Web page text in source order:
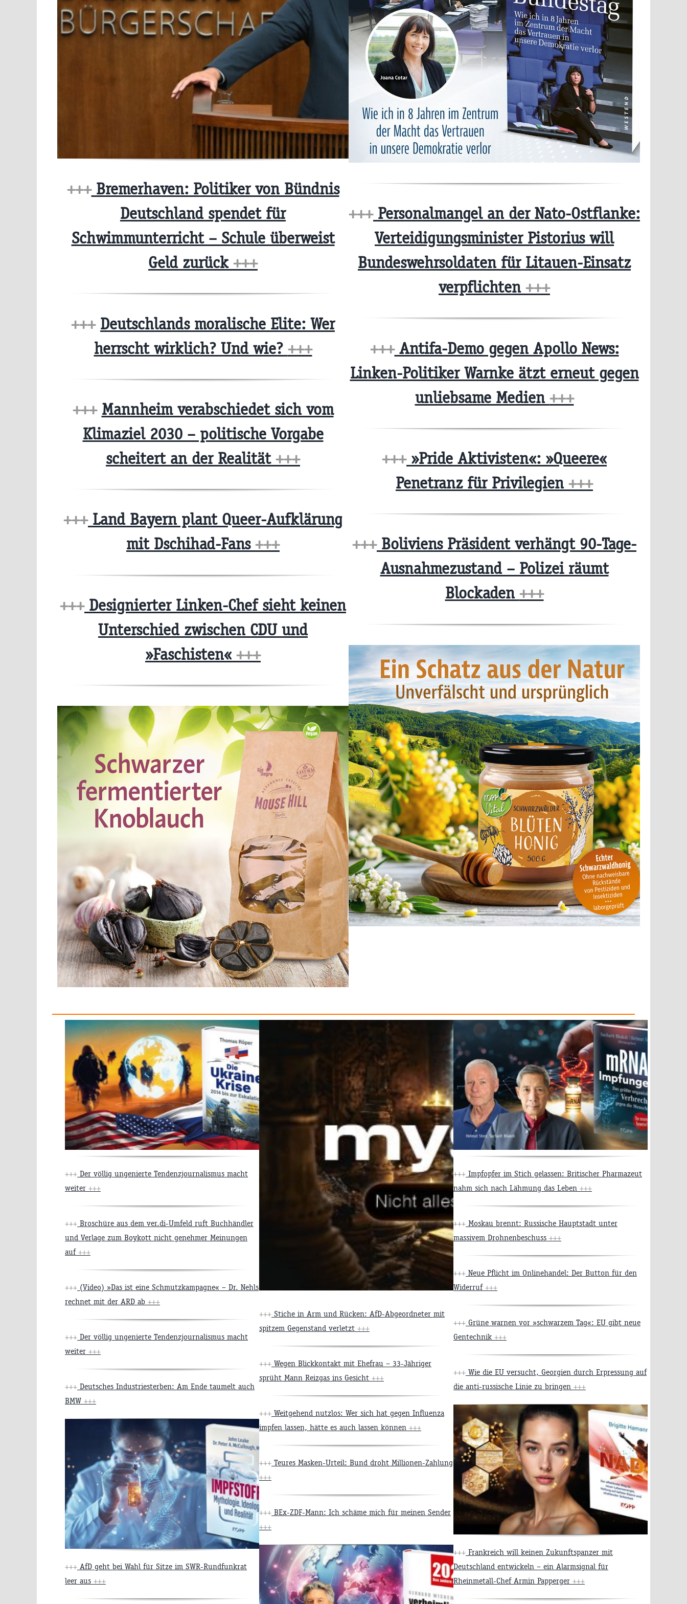
+++Bremerhaven: Politiker von Bündnis
Deutschland spendet für
Schwimmunterricht – Schule überweist
Geld zurück +++
+++ Deutschlands moralische Elite: Wer
herrscht wirklich? Und wie? +++
+++ Mannheim verabschiedet sich vom
Klimaziel 2030 – politische Vorgabe
scheitert an der Realität +++
+++Land Bayern plant Queer-Aufklärung
mit Dschihad-Fans +++
+++Designierter Linken-Chef sieht keinen
Unterschied zwischen CDU und
»Faschisten« +++
+++Personalmangel an der Nato-Ostflanke:
Verteidigungsminister Pistorius will
Bundeswehrsoldaten für Litauen-Einsatz
verpflichten +++
+++Antifa-Demo gegen Apollo News:
Linken-Politiker Warnke ätzt erneut gegen
unliebsame Medien +++
+++»Pride Aktivisten«: »Queere«
Penetranz für Privilegien +++
+++Boliviens Präsident verhängt 90-Tage-
Ausnahmezustand – Polizei räumt
Blockaden +++
+++ Der völlig ungenierte Tendenzjournalismus macht
weiter +++
+++ Broschüre aus dem ver.di-Umfeld ruft Buchhändler
und Verlage zum Boykott nicht genehmer Meinungen
auf +++
+++ (Video) »Das ist eine Schmutzkampagne« – Dr. Nehls
rechnet mit der ARD ab +++
+++ Der völlig ungenierte Tendenzjournalismus macht
weiter +++
+++ Deutsches Industriesterben: Am Ende taumelt auch
BMW +++
+++ AfD geht bei Wahl für Sitze im SWR-Rundfunkrat
leer aus +++
+++ Stiche in Arm und Rücken: AfD-Abgeordneter mit
spitzem Gegenstand verletzt +++
+++ Wegen Blickkontakt mit Ehefrau – 33-Jähriger
sprüht Mann Reizgas ins Gesicht +++
+++ Weitgehend nutzlos: Wer sich hat gegen Influenza
impfen lassen, hätte es auch lassen können +++
+++ Teures Masken-Urteil: Bund droht Millionen-Zahlung
+++
+++ BEx-ZDF-Mann: Ich schäme mich für meinen Sender
+++
+++ Impfopfer im Stich gelassen: Britischer Pharmazeut
nahm sich nach Lähmung das Leben +++
+++ Moskau brennt: Russische Hauptstadt unter
massivem Drohnenbeschuss +++
+++ Neue Pflicht im Onlinehandel: Der Button für den
Widerruf +++
+++ Grüne warnen vor »schwarzem Tag«: EU gibt neue
Gentechnik +++
+++ Wie die EU versucht, Georgien durch Erpressung auf
die anti-russische Linie zu bringen +++
+++ Frankreich will keinen Zukunftspanzer mit
Deutschland entwickeln – ein Alarmsignal für
Rheinmetall-Chef Armin Papperger +++